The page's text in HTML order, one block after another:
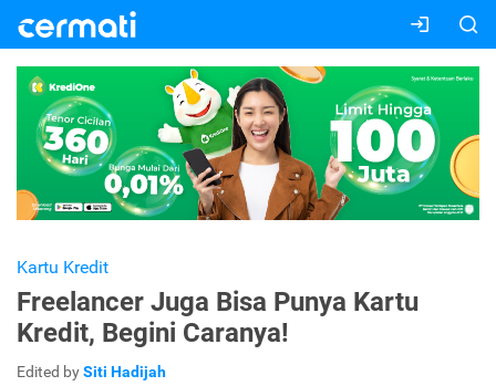
Kartu Kredit
Freelancer Juga Bisa Punya Kartu
Kredit, Begini Caranya!
Edited bySiti Hadijah